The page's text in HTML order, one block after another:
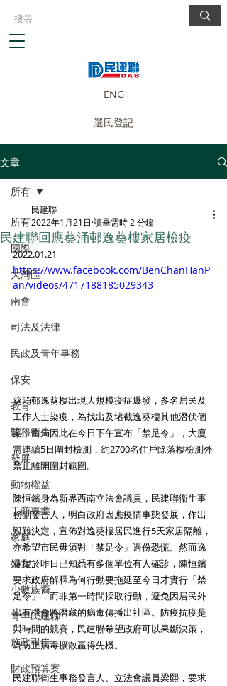
ENG
選民登記
文章
所有
國際
大灣區
兩會
司法及法律
民政及青年事務
保安
教育
醫務衛生
發展
動物權益
工商專業
家庭
婦女
少數族裔
青年民建聯
施政報告
財政預算案
所有
民建聯回應葵涌邨逸葵樓家居檢疫
民建聯
2022年1月21日 讀畢需時 2 分鐘
2022.01.21
https://www.facebook.com/BenChanHanP
an/videos/4717188185029343
葵涌邨逸葵樓出現大規模疫症爆發，多名居民及
工作人士染疫，為找出及堵截逸葵樓其他潛伏個
案，當局因此在今日下午宣布「禁足令」，大廈
需連續5日圍封檢測，約2700名住戶除落樓檢測外
禁止離開圍封範圍。
陳恒鑌身為新界西南立法會議員，民建聯衞生事
務副發言人，明白政府因應疫情事態發展，作出
艱難決定，宣佈對逸葵樓居民進行5天家居隔離，
亦希望市民毋須對「禁足令」過份恐慌。然而逸
葵樓於昨日已知悉有多個單位有人確診，陳恒鑌
要求政府解釋為何行動要拖延至今日才實行「禁
足令」，而非第一時間採取行動，避免因居民外
出有機會將潛藏的病毒傳播出社區。防疫抗疫是
與時間的競賽，民建聯希望政府可以果斷決策，
為防止病毒擴散贏得先機。
民建聯衛生事務發言人、立法會議員梁熙，要求